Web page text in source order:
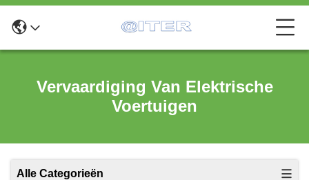
Vervaardiging Van Elektrische
Voertuigen
Alle Categorieën